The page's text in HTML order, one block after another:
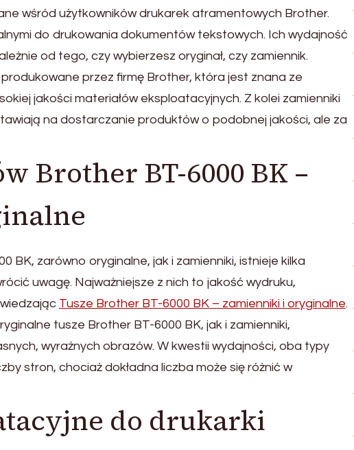
wśród użytkowników drukarek atramentowych Brother.
do drukowania dokumentów tekstowych. Ich wydajność
od tego, czy wybierzesz oryginał, czy zamiennik.
przez firmę Brother, która jest znana ze
jakości materiałów eksploatacyjnych. Z kolei zamienniki
na dostarczanie produktów o podobnej jakości, ale za
Brother BT-6000 BK –
BK, zarówno oryginalne, jak i zamienniki, istnieje kilka
uwagę. Najważniejsze z nich to jakość wydruku,
Tusze Brother BT-6000 BK – zamienniki i oryginalne.
tusze Brother BT-6000 BK, jak i zamienniki,
wyraźnych obrazów. W kwestii wydajności, oba typy
stron, chociaż dokładna liczba może się różnić w
do drukarki